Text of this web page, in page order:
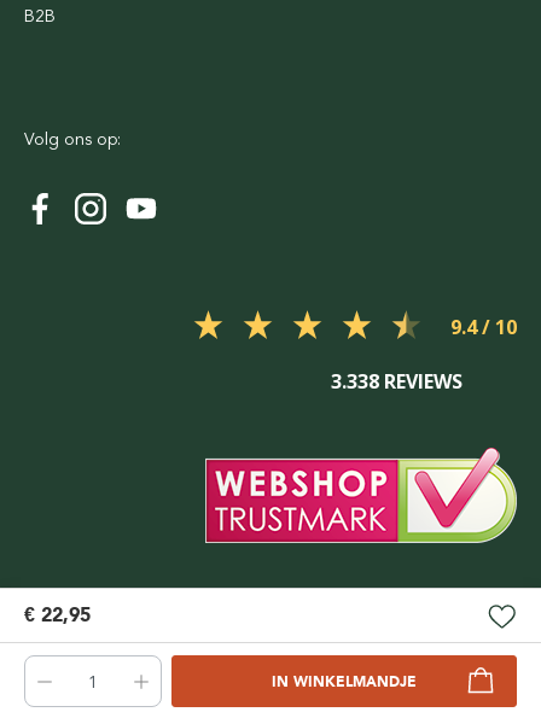
€ 22,95
IN WINKELMANDJE
B2B
Volg ons op:
9.4
3.338 REVIEWS